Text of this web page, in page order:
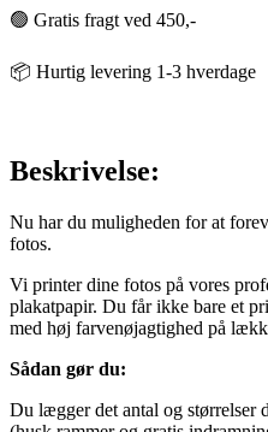
🟢 Gratis fragt ved 450,-
📦 Hurtig levering 1-3 hverdage
Beskrivelse:
Nu har du muligheden for at
fotos.
Vi printer dine fotos på vores
plakatpapir. Du får ikke bare et
med høj farvenøjagtighed på
Sådan gør du:
Du lægger det antal og størrelser